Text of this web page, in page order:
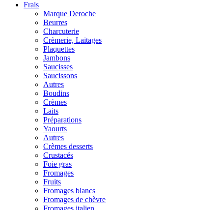
Frais
Marque Deroche
Beurres
Charcuterie
Crèmerie, Laitages
Plaquettes
Jambons
Saucisses
Saucissons
Autres
Boudins
Crèmes
Laits
Préparations
Yaourts
Autres
Crèmes desserts
Crustacés
Foie gras
Fromages
Fruits
Fromages blancs
Fromages de chèvre
Fromages italien